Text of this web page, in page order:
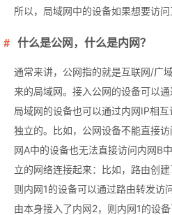
所以，局域网中的设备如果想要访问
什么是公网，什么是内网？
通常来讲，公网指的就是互联网/广
来的局域网。接入公网的设备可以
局域网的设备也可以通过内网IP相
独立的。比如，公网设备不能直接
网A中的设备也无法直接访问内网B
立的网络连接起来：比如，路由创建
则内网1的设备可以通过路由转发访
由本身接入了内网2，则内网1的设